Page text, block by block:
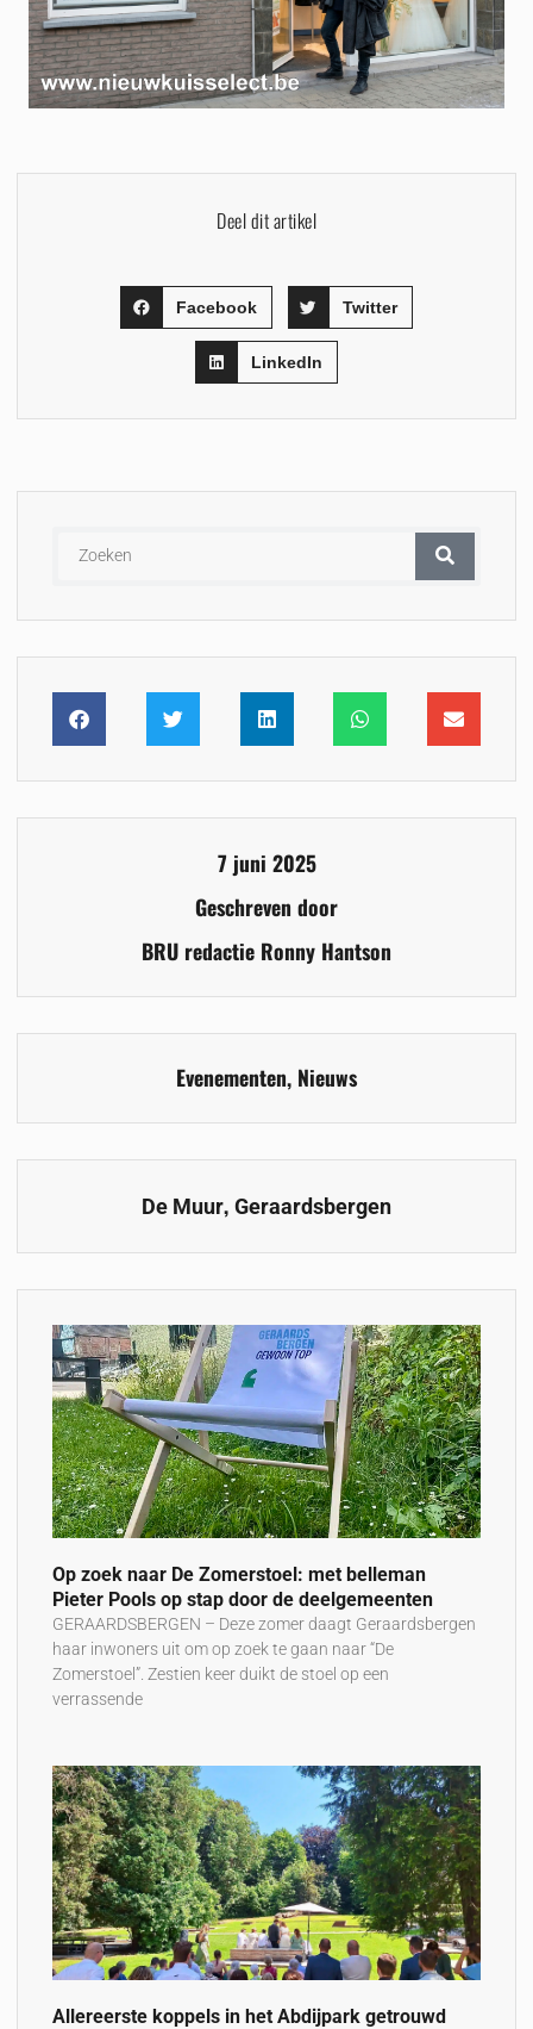
Deel dit artikel
Facebook Twitter
LinkedIn
7 juni 2025
Geschreven door
BRU redactie Ronny Hantson
Evenementen, Nieuws
De Muur, Geraardsbergen
Op zoek naar De Zomerstoel: met belleman
Pieter Pools op stap door de deelgemeenten
GERAARDSBERGEN – Deze zomer daagt Geraardsbergen
haar inwoners uit om op zoek te gaan naar “De
Zomerstoel”. Zestien keer duikt de stoel op een
verrassende
Allereerste koppels in het Abdijpark getrouwd